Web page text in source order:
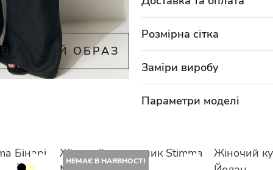
СВІЙ ОБРАЗ
Розмірна сітка
Заміри виробу
Параметри моделі
Бінарі
НЕМАЄ В НАЯВНОСТІ
Жіночий купальник Stimma
Жіночий